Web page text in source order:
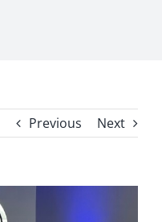
Previous Next